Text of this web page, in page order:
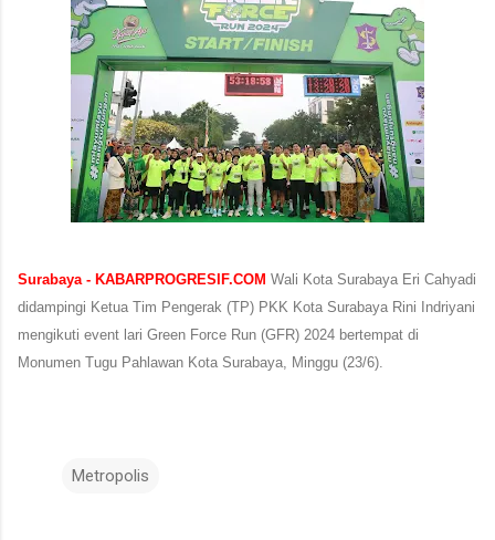
Surabaya - KABARPROGRESIF.COM Wali Kota Surabaya Eri Cahyadi
didampingi Ketua Tim Pengerak (TP) PKK Kota Surabaya Rini Indriyani
mengikuti event lari Green Force Run (GFR) 2024 bertempat di
Monumen Tugu Pahlawan Kota Surabaya, Minggu (23/6).
Metropolis